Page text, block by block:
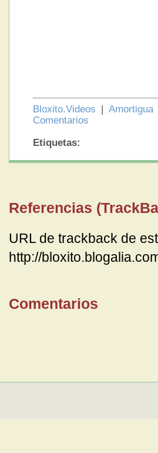
Bloxito.Videos |
Comentarios
Etiquetas:
Referencias
URL de trackback de
http://
Comentarios